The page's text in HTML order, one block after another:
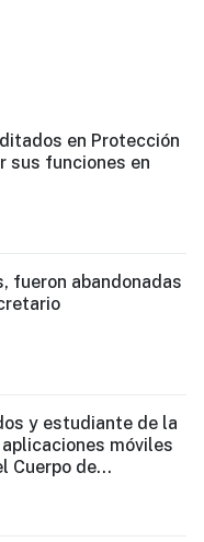
en Protección
sus funciones en
fueron abandonadas
y estudiante de la
móviles
Cuerpo de